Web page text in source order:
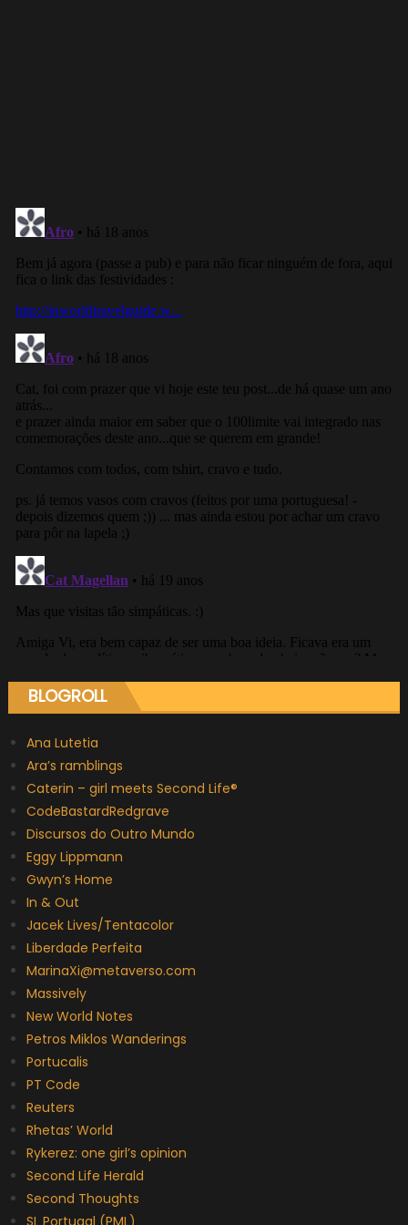
BLOGROLL
Ana Lutetia
Ara’s ramblings
Caterin – girl meets Second Life®
CodeBastardRedgrave
Discursos do Outro Mundo
Eggy Lippmann
Gwyn’s Home
In & Out
Jacek Lives/Tentacolor
Liberdade Perfeita
MarinaXi@metaverso.com
Massively
New World Notes
Petros Miklos Wanderings
Portucalis
PT Code
Reuters
Rhetas’ World
Rykerez: one girl’s opinion
Second Life Herald
Second Thoughts
SL Portugal (PML)